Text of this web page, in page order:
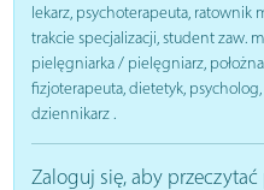
lekarz, psychoterapeuta, ratownik
trakcie specjalizacji, student zaw.
pielęgniarka / pielęgniarz,
fizjoterapeuta, dietetyk,
dziennikarz.
Zaloguj się, aby przeczytać